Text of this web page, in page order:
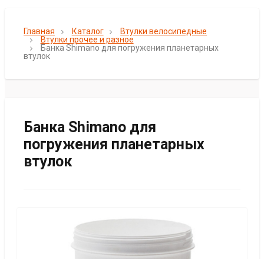
Главная Каталог
Втулки велосипедные
Втулки прочее и разное
Банка Shimano для погружения планетарных
втулок
Банка Shimano для
погружения планетарных
втулок